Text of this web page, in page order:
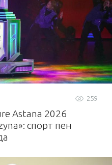
259
Astana 2026
спорт пен